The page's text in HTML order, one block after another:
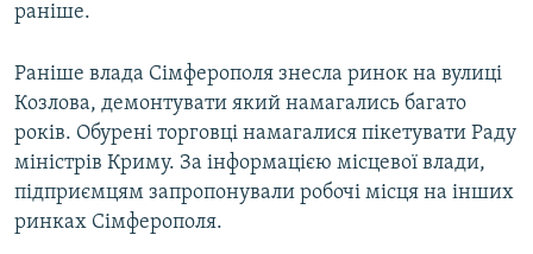
раніше.
Раніше влада Сімферополя знесла ринок на вулиці
Козлова, демонтувати який намагались багато
років. Обурені торговці намагалися пікетувати Раду
міністрів Криму. За інформацією місцевої влади,
підприємцям запропонували робочі місця на інших
ринках Сімферополя.